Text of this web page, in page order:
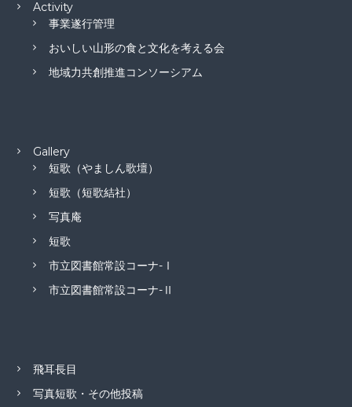
Activity
事業遂行管理
おいしい山形の食と文化を考える会
地域力共創推進コンソーシアム
Gallery
短歌（やましん歌壇）
短歌（短歌結社）
写真庵
短歌
市立図書館常設コーナ-Ⅰ
市立図書館常設コーナ-Ⅱ
飛耳長目
写真短歌・その他投稿